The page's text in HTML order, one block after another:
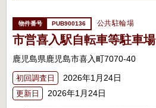
PUB900136 公共駐輪場
市営喜入駅自転車等駐車場
鹿児島県鹿児島市喜入町7070-40
初回調査日 2026年1月24日
更新日 2026年1月24日